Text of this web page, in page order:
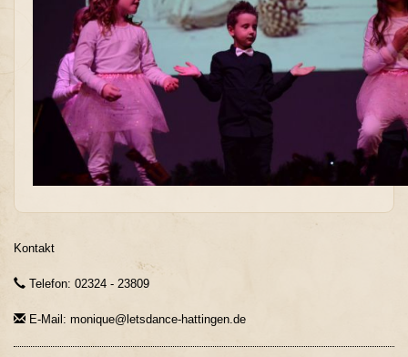
Kontakt
Telefon: 02324 - 23809
E-Mail: monique@letsdance-hattingen.de